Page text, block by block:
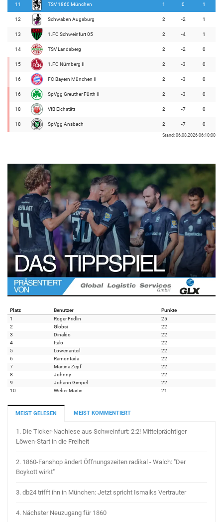
11 TSV 1860 München 1 0 1
12 Schwaben Augsburg 2 -2 1
13 1.FC Schweinfurt 05 2 -4 1
14 TSV Landsberg 2 -2 0
15 1.FC Nürnberg II 2 -3 0
16 FC Bayern München II 2 -3 0
16 SpVgg Greuther Fürth II 2 -3 0
18 VfB Eichstätt 2 -7 0
18 SpVgg Ansbach 2 -7 0
Stand: 06.08.2026 06:10:00
Platz Benutzer
Punkte
1
Roger Fridlin
25
2
Globsi
22
3
Dinaldo
22
4
Italo
22
5
Löwenanteil
22
6
Ramontada
22
7
Martina Zepf
22
8
Johnny
22
9
Johann Gimpel
22
10
Weber Martin 21
MEIST GELESEN MEIST KOMMENTIERT
1. Die Ticker-Nachlese aus Schweinfurt: 2:2! Mittelprächtiger
Löwen-Start in die Freiheit
2. 1860-Fanshop ändert Öffnungszeiten radikal - Walch: "Der
Boykott wirkt"
3. db24 trifft ihn in München: Jetzt spricht Ismaiks Vertrauter
4. Nächster Neuzugang für 1860